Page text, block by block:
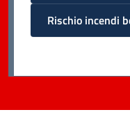
Rischio incendi